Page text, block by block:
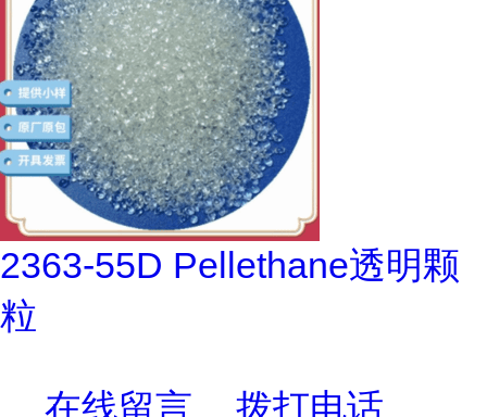
2363-55D Pellethane透明颗
粒
在线留言 拨打电话